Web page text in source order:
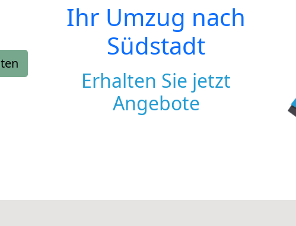
Ihr Umzug nach
Südstadt
Erhalten Sie jetzt
Angebote